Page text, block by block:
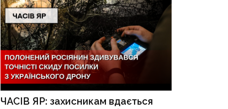
ЧАСІВ ЯР: захисникам вдається